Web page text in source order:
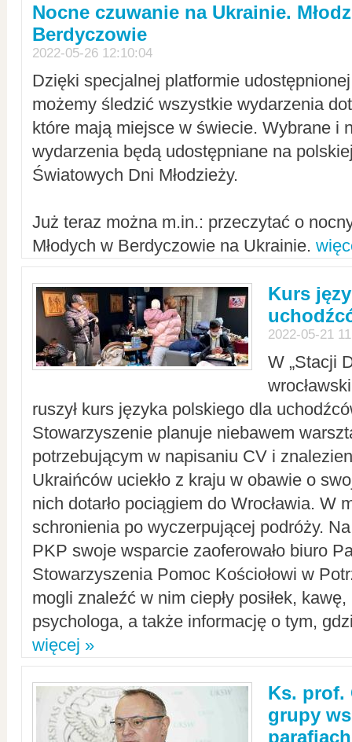
Nocne czuwanie na Ukrainie.
Berdyczowie
2022-05-26 12:10:04
Dzięki specjalnej platformie
możemy śledzić wszystkie wydarzenia
które mają miejsce w świecie. Wybrane i
wydarzenia będą udostępniane na
Światowych Dni Młodzieży.
Już teraz można m.in.: przeczytać o
Młodych w Berdyczowie na Ukrainie.
Kurs
2022-05-21
W „Stacji
ruszył kurs języka polskiego dla
Stowarzyszenie planuje niebawem
potrzebującym w napisaniu CV i
Ukraińców uciekło z kraju w obawie o
nich dotarło pociągiem do Wrocławia. W
schronienia po wyczerpującej podróży.
PKP swoje wsparcie zaoferowało biuro
Stowarzyszenia Pomoc Kościołowi w
mogli znaleźć w nim ciepły posiłek,
psychologa, a także informację o tym,
więcej »
Ks. prof.
grupy
parafiach